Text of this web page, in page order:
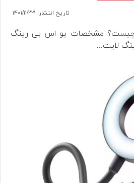
تاریخ انتشار: ۱۴۰۱/۱۱/۲۳
مشخصات یو اس بی رینگ
لایت...